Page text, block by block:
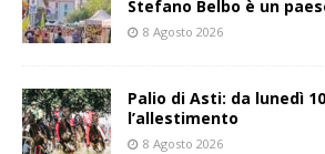
Stefano Belbo è un
8 Agosto 2026
Palio di Asti: da lunedì
l’allestimento
8 Agosto 2026